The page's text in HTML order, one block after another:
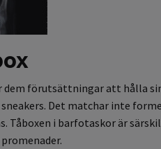
dem förutsättningar att hålla
Det matchar inte
i barfotaskor är